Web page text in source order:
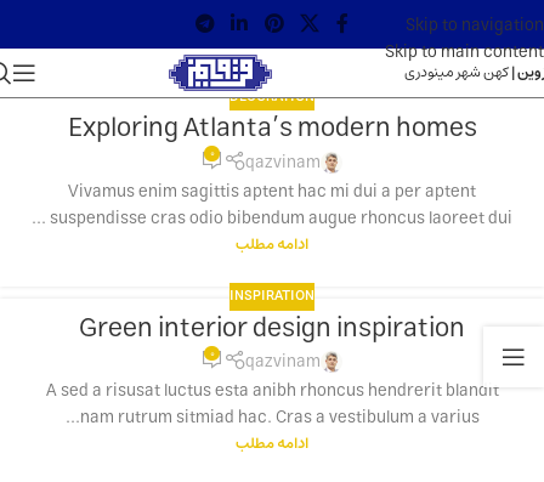
Skip to navigation
Skip to main content
|کهن شهر مینودری
DECORATION
Exploring Atlanta’s modern homes
qazvinam
0
Vivamus enim sagittis aptent hac mi dui a per aptent
suspendisse cras odio bibendum augue rhoncus laoreet dui ...
ادامه مطلب
23
جولای
INSPIRATION
Green interior design inspiration
qazvinam
0
A sed a risusat luctus esta anibh rhoncus hendrerit blandit
nam rutrum sitmiad hac. Cras a vestibulum a varius...
ادامه مطلب